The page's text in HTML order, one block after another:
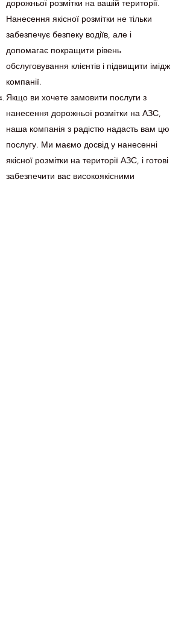
дорожньої розмітки на вашій території.
Нанесення якісної розмітки не тільки
забезпечує безпеку водіїв, але і
допомагає покращити рівень
обслуговування клієнтів і підвищити імідж
компанії.
Якщо ви хочете замовити послуги з
нанесення дорожньої розмітки на АЗС,
наша компанія з радістю надасть вам цю
послугу. Ми маємо досвід у нанесенні
якісної розмітки на території АЗС, і готові
забезпечити вас високоякісними